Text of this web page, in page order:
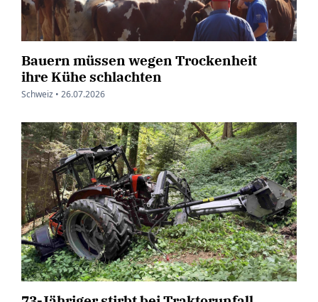
Bauern müssen wegen Trockenheit
ihre Kühe schlachten
Schweiz • 26.07.2026